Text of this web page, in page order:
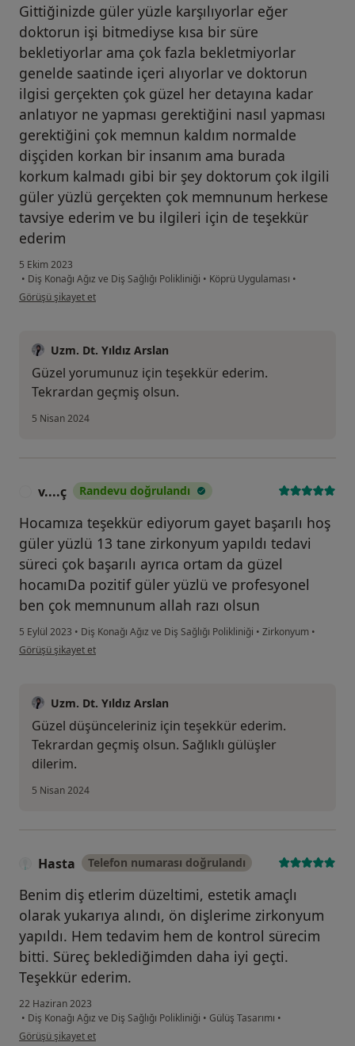
Gittiğinizde güler yüzle karşılıyorlar eğer
doktorun işi bitmediyse kısa bir süre
bekletiyorlar ama çok fazla bekletmiyorlar
genelde saatinde içeri alıyorlar ve doktorun
ilgisi gerçekten çok güzel her detayına kadar
anlatıyor ne yapması gerektiğini nasıl yapması
gerektiğini çok memnun kaldım normalde
dişçiden korkan bir insanım ama burada
korkum kalmadı gibi bir şey doktorum çok ilgili
güler yüzlü gerçekten çok memnunum herkese
tavsiye ederim ve bu ilgileri için de teşekkür
ederim
5 Ekim 2023
• Diş Konağı Ağız ve Diş Sağlığı Polikliniği • Köprü Uygulaması •
kullanıcının görüşüne göre bü...
Görüşü şikayet et
Uzm. Dt. Yıldız Arslan
Güzel yorumunuz için teşekkür ederim.
Tekrardan geçmiş olsun.
5 Nisan 2024
v....ç Randevu doğrulandı
Hocamıza teşekkür ediyorum gayet başarılı hoş
güler yüzlü 13 tane zirkonyum yapıldı tedavi
süreci çok başarılı ayrıca ortam da güzel
hocamıDa pozitif güler yüzlü ve profesyonel
ben çok memnunum allah razı olsun
5 Eylül 2023 • Diş Konağı Ağız ve Diş Sağlığı Polikliniği • Zirkonyum •
kullanıcının görüşüne göre v....ç
Görüşü şikayet et
Uzm. Dt. Yıldız Arslan
Güzel düşünceleriniz için teşekkür ederim.
Tekrardan geçmiş olsun. Sağlıklı gülüşler
dilerim.
5 Nisan 2024
Hasta Telefon numarası doğrulandı
Benim diş etlerim düzeltimi, estetik amaçlı
olarak yukarıya alındı, ön dişlerime zirkonyum
yapıldı. Hem tedavim hem de kontrol sürecim
bitti. Süreç beklediğimden daha iyi geçti.
Teşekkür ederim.
22 Haziran 2023
• Diş Konağı Ağız ve Diş Sağlığı Polikliniği • Gülüş Tasarımı •
kullanıcının görüşüne göre Hasta
Görüşü şikayet et